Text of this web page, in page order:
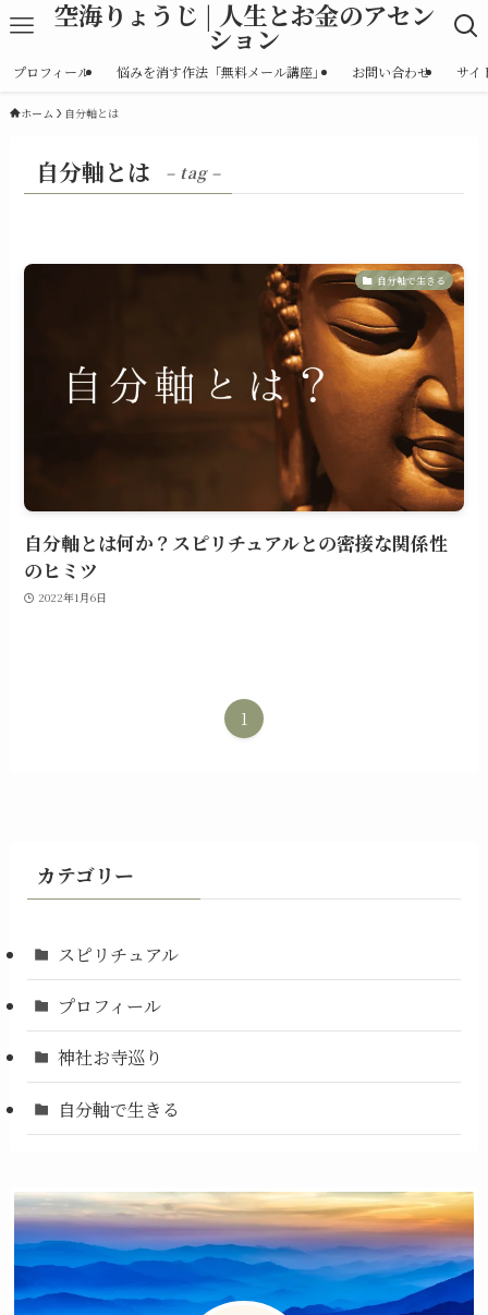
空海りょうじ | 人生とお金のアセン
ション
プロフィール 悩みを消す作法「無料メール講座」 お問い合わせ サイ
ホーム 自分軸とは
自分軸とは – tag –
自分軸で生きる
自分軸とは何か？スピリチュアルとの密接な関係性
のヒミツ
2022年1月6日
1
カテゴリー
スピリチュアル
プロフィール
神社お寺巡り
自分軸で生きる